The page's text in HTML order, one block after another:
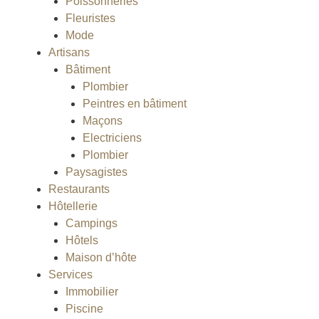
Fleuristes
Mode
Artisans
Bâtiment
Plombier
Peintres en bâtiment
Maçons
Electriciens
Plombier
Paysagistes
Restaurants
Hôtellerie
Campings
Hôtels
Maison d’hôte
Services
Immobilier
Piscine